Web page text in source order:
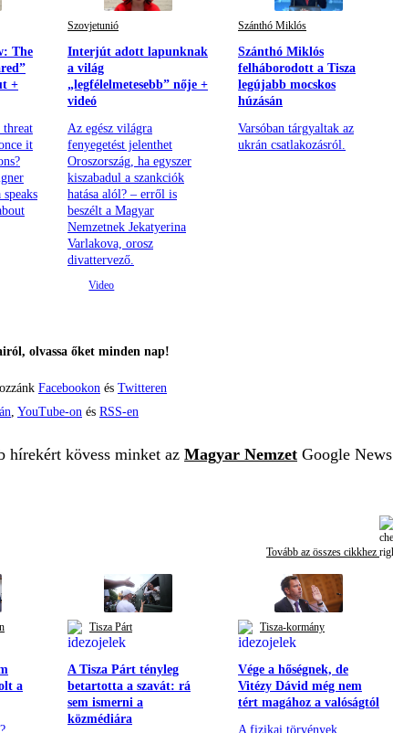
The
+
threat
it
Szovjetunió
Interjút adott lapunknak
a világ
„legfélelmetesebb” nője +
videó
Az egész világra
fenyegetést jelenthet
Oroszország, ha egyszer
kiszabadul a szankciók
hatása alól? – erről is
beszélt a Magyar
Nemzetnek Jekatyerina
Varlakova, orosz
divattervező.
Szánthó Miklós
Szánthó Miklós
felháborodott a Tisza
legújabb mocskos
húzásán
Varsóban tárgyaltak az
ukrán csatlakozásról.
olvassa őket minden nap!
Facebookon és Twitteren
, YouTube-on és RSS-en
hírekért kövess minket az Magyar Nemzet Google News
Tovább az összes cikkhez
a
Tisza Párt
A Tisza Párt tényleg
betartotta a szavát: rá
sem ismerni a
közmédiára
Tisza-kormány
Vége a hőségnek, de
Vitézy Dávid még nem
tért magához a valóságtól
A fizikai törvények,